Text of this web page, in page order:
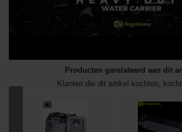
Producten gerelateerd aan dit
Klanten die dit artikel kochten,